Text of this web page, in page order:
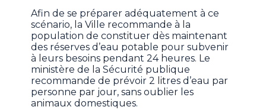
Afin de se préparer adéquatement à ce
scénario, la Ville recommande à la
population de constituer dès maintenant
des réserves d’eau potable pour subvenir
à leurs besoins pendant 24 heures. Le
ministère de la Sécurité publique
recommande de prévoir 2 litres d’eau par
personne par jour, sans oublier les
animaux domestiques.